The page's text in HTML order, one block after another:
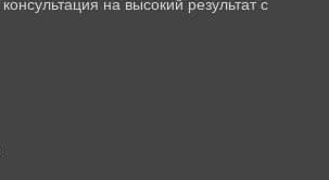
на высокий результат с